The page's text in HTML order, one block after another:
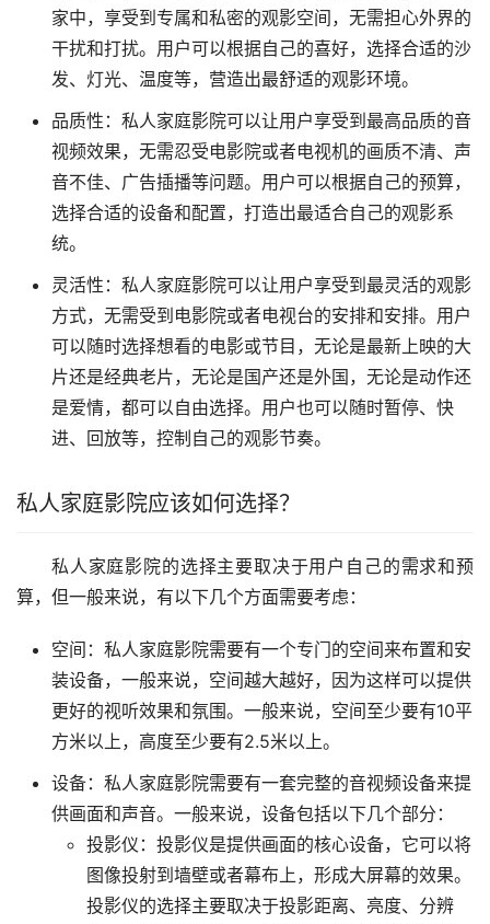
家中，享受到专属和私密的观影空间，无需担心外界的
干扰和打扰。用户可以根据自己的喜好，选择合适的沙
发、灯光、温度等，营造出最舒适的观影环境。
品质性：私人家庭影院可以让用户享受到最高品质的音
视频效果，无需忍受电影院或者电视机的画质不清、声
音不佳、广告插播等问题。用户可以根据自己的预算，
选择合适的设备和配置，打造出最适合自己的观影系
统。
灵活性：私人家庭影院可以让用户享受到最灵活的观影
方式，无需受到电影院或者电视台的安排和安排。用户
可以随时选择想看的电影或节目，无论是最新上映的大
片还是经典老片，无论是国产还是外国，无论是动作还
是爱情，都可以自由选择。用户也可以随时暂停、快
进、回放等，控制自己的观影节奏。
私人家庭影院应该如何选择？
私人家庭影院的选择主要取决于用户自己的需求和预
算，但一般来说，有以下几个方面需要考虑：
空间：私人家庭影院需要有一个专门的空间来布置和安
装设备，一般来说，空间越大越好，因为这样可以提供
更好的视听效果和氛围。一般来说，空间至少要有10平
方米以上，高度至少要有2.5米以上。
设备：私人家庭影院需要有一套完整的音视频设备来提
供画面和声音。一般来说，设备包括以下几个部分：
投影仪：投影仪是提供画面的核心设备，它可以将
图像投射到墙壁或者幕布上，形成大屏幕的效果。
投影仪的选择主要取决于投影距离、亮度、分辨